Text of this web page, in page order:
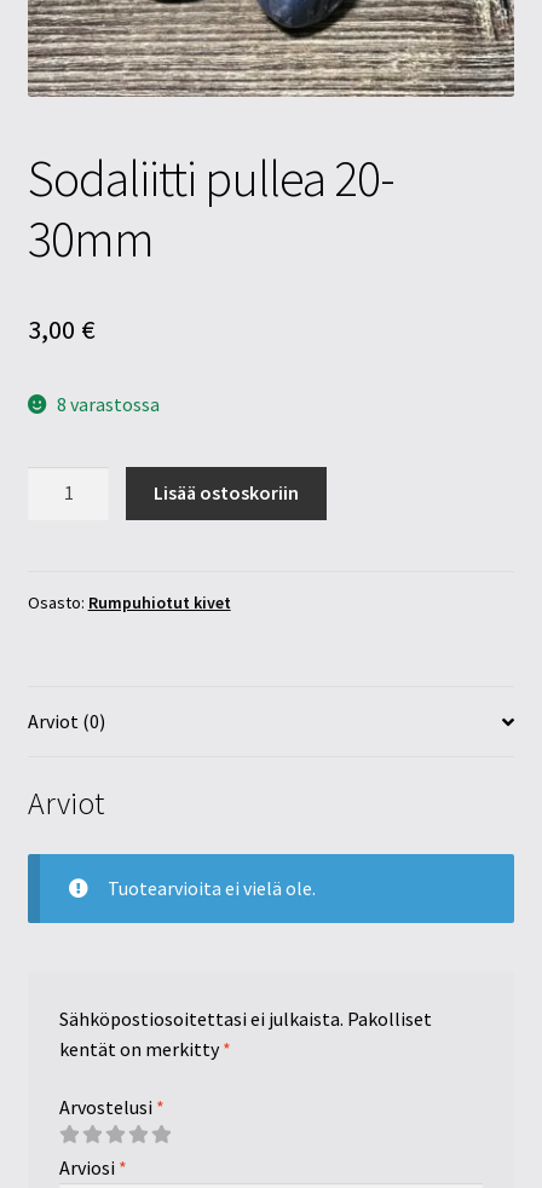
Tietosuojaseloste
Tuotteet
Sodaliitti pullea 20-
30mm
3,00 €
8 varastossa
määrä
Lisää ostoskoriin
Osasto: Rumpuhiotut kivet
Arviot (0)
Arviot
Tuotearvioita ei vielä ole.
Sähköpostiosoitettasi ei julkaista. Pakolliset
kentät on merkitty*
Arvostelusi *
Arviosi *